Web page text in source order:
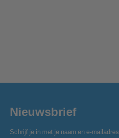
Nieuwsbrief
Schrijf je in met je naam en e-mailadres.